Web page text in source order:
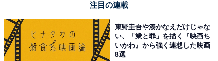
注目の連載
東野圭吾や湊かなえだけじゃな
い、「業と罪」を描く『映画ち
いかわ』から強く連想した映画
8選